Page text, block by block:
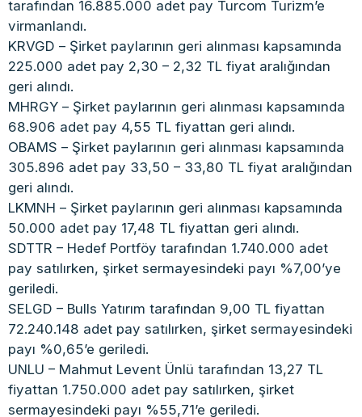
tarafından 16.885.000 adet pay Turcom Turizm’e
virmanlandı.
KRVGD – Şirket paylarının geri alınması kapsamında
225.000 adet pay 2,30 – 2,32 TL fiyat aralığından
geri alındı.
MHRGY – Şirket paylarının geri alınması kapsamında
68.906 adet pay 4,55 TL fiyattan geri alındı.
OBAMS – Şirket paylarının geri alınması kapsamında
305.896 adet pay 33,50 – 33,80 TL fiyat aralığından
geri alındı.
LKMNH – Şirket paylarının geri alınması kapsamında
50.000 adet pay 17,48 TL fiyattan geri alındı.
SDTTR – Hedef Portföy tarafından 1.740.000 adet
pay satılırken, şirket sermayesindeki payı %7,00’ye
geriledi.
SELGD – Bulls Yatırım tarafından 9,00 TL fiyattan
72.240.148 adet pay satılırken, şirket sermayesindeki
payı %0,65’e geriledi.
UNLU – Mahmut Levent Ünlü tarafından 13,27 TL
fiyattan 1.750.000 adet pay satılırken, şirket
sermayesindeki payı %55,71’e geriledi.